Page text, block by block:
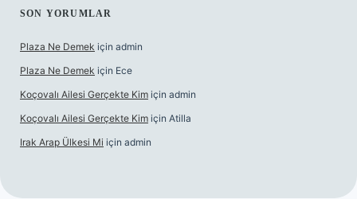
SON YORUMLAR
Plaza Ne Demek için admin
Plaza Ne Demek için Ece
Koçovalı Ailesi Gerçekte Kim için admin
Koçovalı Ailesi Gerçekte Kim için Atilla
Irak Arap Ülkesi Mi için admin